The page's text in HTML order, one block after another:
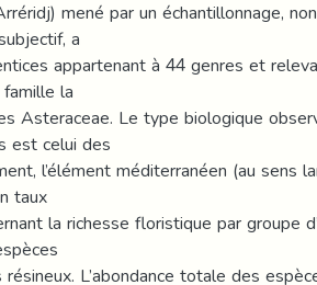
mené par un échantillonnage, non
a
appartenant à 44 genres et
la
Asteraceae. Le type biologique
est celui des
l’élément méditerranéen (au sens
taux
la richesse floristique par groupe
L’abondance totale des